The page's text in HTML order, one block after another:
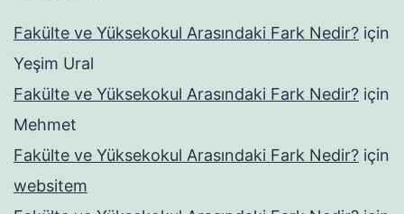
Fakülte ve Yüksekokul Arasındaki Fark Nedir? için
Yeşim Ural
Fakülte ve Yüksekokul Arasındaki Fark Nedir? için
Mehmet
Fakülte ve Yüksekokul Arasındaki Fark Nedir? için
websitem